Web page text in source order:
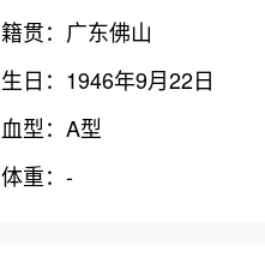
籍贯：广东佛山
生日：1946年9月22日
血型：A型
体重：-